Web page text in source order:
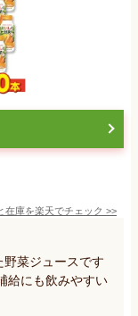
在庫を楽天でチェック >>
菜ジュースです
給にも飲みやすい